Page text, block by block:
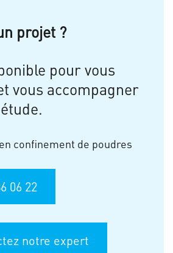
projet ?
pour vous
vous accompagner
confinement de poudres
06 22
notre expert